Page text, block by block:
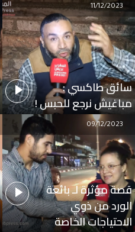
سائق طاكسي :
مباغيش نرجع للحبس !
11/12/2023
قصة مؤثرة لـ بائعة
الورد من ذوي
الاحتياجات الخاصة
09/12/2023